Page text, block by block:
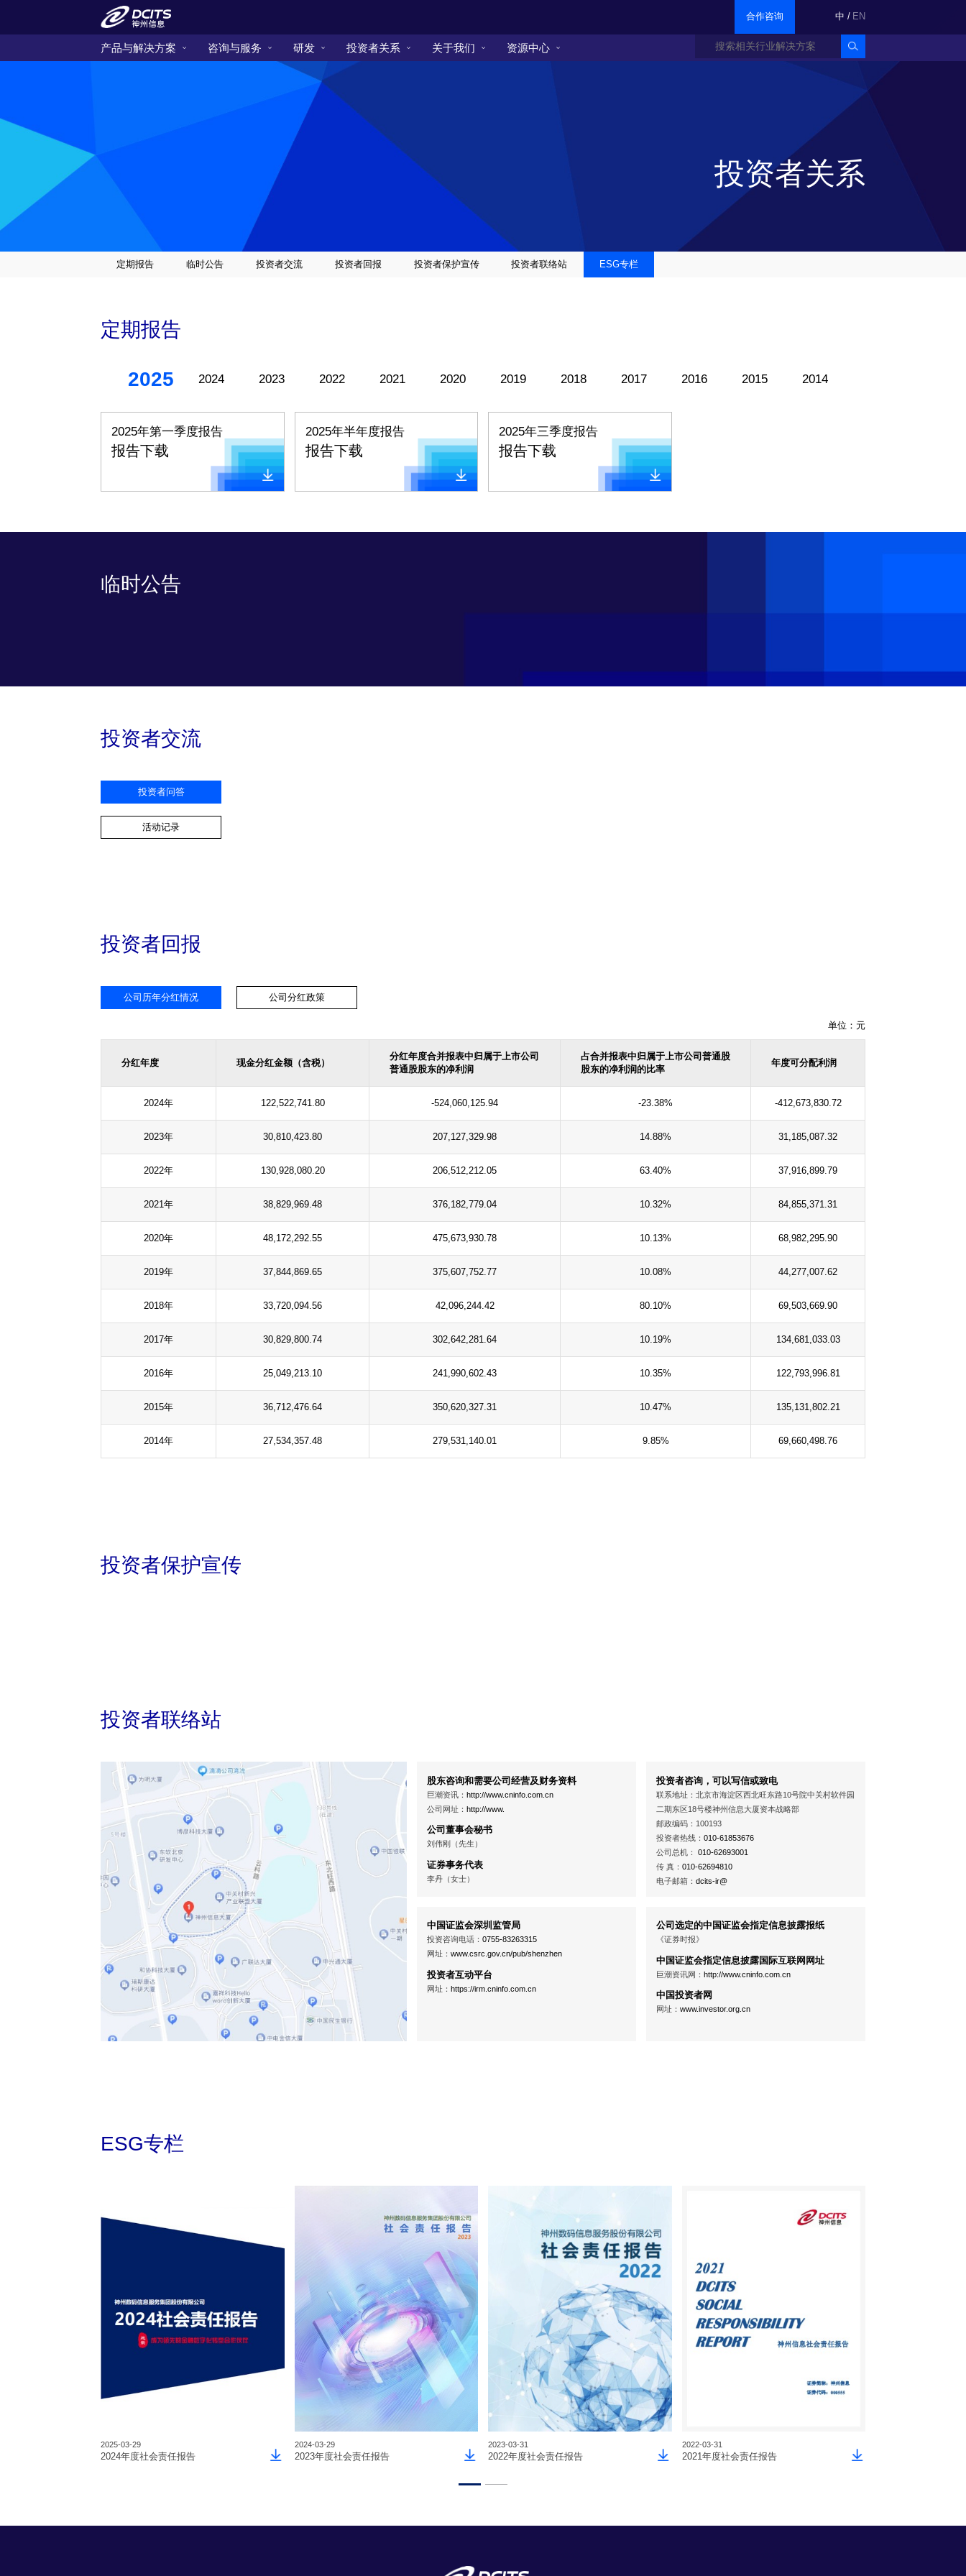
合作咨询 中 / EN
产品与解决方案 咨询与服务 研发 投资者关系 关于我们 资源中心
投资者关系
定期报告 临时公告 投资者交流 投资者回报 投资者保护宣传 投资者联络站 ESG专栏
定期报告
2025 2024 2023 2022 2021 2020 2019 2018 2017 2016 2015 2014
2025年第一季度报告
报告下载
2025年半年度报告
报告下载
2025年三季度报告
报告下载
临时公告
投资者交流
投资者问答
活动记录
投资者回报
公司历年分红情况 公司分红政策
单位：元
分红年度 现金分红金额（含税）
分红年度合并报表中归属于上市公司
普通股股东的净利润
占合并报表中归属于上市公司普通股
股东的净利润的比率
年度可分配利润
2024年 122,522,741.80 -524,060,125.94 -23.38% -412,673,830.72
2023年 30,810,423.80 207,127,329.98 14.88% 31,185,087.32
2022年 130,928,080.20 206,512,212.05 63.40% 37,916,899.79
2021年 38,829,969.48 376,182,779.04 10.32% 84,855,371.31
2020年 48,172,292.55 475,673,930.78 10.13% 68,982,295.90
2019年 37,844,869.65 375,607,752.77 10.08% 44,277,007.62
2018年 33,720,094.56 42,096,244.42 80.10% 69,503,669.90
2017年 30,829,800.74 302,642,281.64 10.19% 134,681,033.03
2016年 25,049,213.10 241,990,602.43 10.35% 122,793,996.81
2015年 36,712,476.64 350,620,327.31 10.47% 135,131,802.21
2014年 27,534,357.48 279,531,140.01 9.85% 69,660,498.76
投资者保护宣传
投资者联络站
股东咨询和需要公司经营及财务资料
巨潮资讯： http://www.cninfo.com.cn
公司网址： http://www.
公司董事会秘书
刘伟刚（先生）
证券事务代表
李丹（女士）
投资者咨询，可以写信或致电
联系地址：北京市海淀区西北旺东路10号院中关村软件园
二期东区18号楼神州信息大厦资本战略部
邮政编码：100193
投资者热线： 010-61853676
公司总机： 010-62693001
传 真： 010-62694810
电子邮箱： dcits-ir@
中国证监会深圳监管局
投资咨询电话： 0755-83263315
网址： www.csrc.gov.cn/pub/shenzhen
投资者互动平台
网址： https://irm.cninfo.com.cn
公司选定的中国证监会指定信息披露报纸
《证券时报》
中国证监会指定信息披露国际互联网网址
巨潮资讯网： http://www.cninfo.com.cn
中国投资者网
网址： www.investor.org.cn
ESG专栏
2025-03-29
2024年度社会责任报告
2024-03-29
2023年度社会责任报告
2023-03-31
2022年度社会责任报告
2022-03-31
2021年度社会责任报告